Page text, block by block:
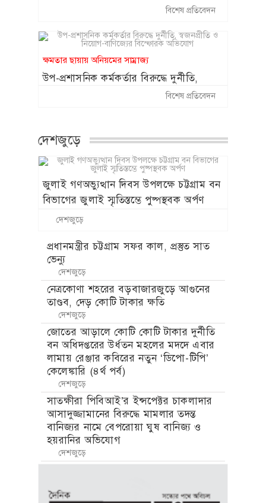
বিরুদ্ধে ঠিকাদারি সম্পৃক্ততা সহ নানানবিশেষ প্রতিবেদন
ক্ষমতার ছায়ায় অনিয়মের সাম্রাজ্য
উপ-প্রশাসনিক কর্মকর্তার বিরুদ্ধে দুর্নীতি,
স্বজনপ্রীতি ও নিয়োগ-বাণিজ্যের বিস্ফোরক
বিশেষ প্রতিবেদন
দেশজুড়ে
জুলাই গণঅভ্যুত্থান দিবস উপলক্ষে চট্টগ্রাম বন
বিভাগের জুলাই স্মৃতিস্তম্ভে পুষ্পস্থবক অর্পণ
দেশজুড়ে
প্রধানমন্ত্রীর চট্টগ্রাম সফর কাল, প্রস্তুত সাত
ভেন্যু
দেশজুড়ে
নেত্রকোণা শহরের বড়বাজারজুড়ে আগুনের
তাণ্ডব, দেড় কোটি টাকার ক্ষতি
দেশজুড়ে
জোতের আড়ালে কোটি কোটি টাকার দুর্নীতি
বন অধিদপ্তরের উর্ধতন মহলের মদদে এবার
লামায় রেঞ্জার কবিরের নতুন ‘ডিপো-টিপি’
কেলেঙ্কারি (৪র্থ পর্ব)
দেশজুড়ে
সাতক্ষীরা পিবিআই’র ইন্সপেক্টর চাকলাদার
আসাদুজ্জামানের বিরুদ্ধে মামলার তদন্ত
বানিজ্যর নামে বেপরোয়া ঘুষ বানিজ্য ও
হয়রানির অভিযোগ
দেশজুড়ে